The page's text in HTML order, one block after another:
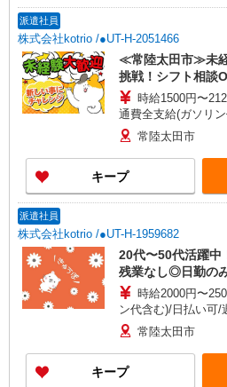
派遣社員
株式会社kotrio /●UT-H-2051466
≪常陸太田市≫未
挑戦！シフト相談
時給1500円〜
通費全支給(ガソリ
常陸太田市
キープ
派遣社員
株式会社kotrio /●UT-H-1959682
20代〜50代活躍中
残業なし◎日勤の
時給2000円〜
ン代含む)/日払い可/
常陸太田市
キープ